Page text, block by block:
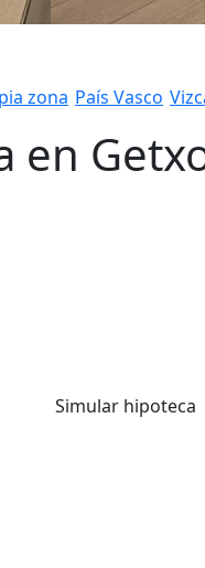
zona País Vasco
en
Simular hipoteca